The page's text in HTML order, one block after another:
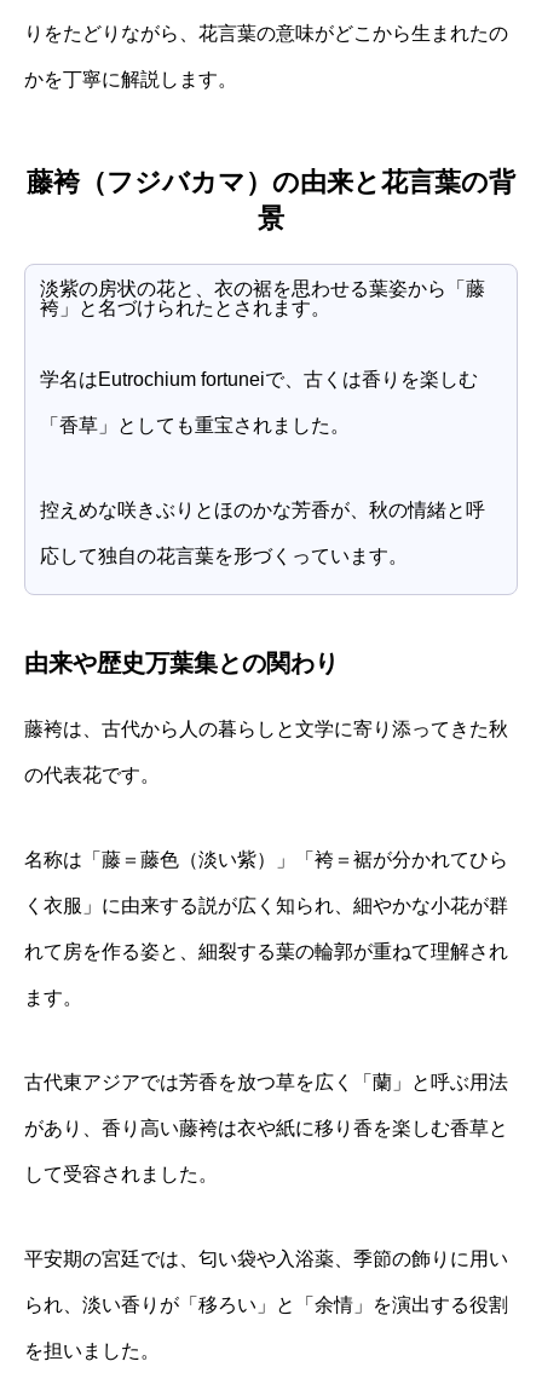
りをたどりながら、花言葉の意味がどこから生まれたの
かを丁寧に解説します。
藤袴（フジバカマ）の由来と花言葉の背
景
淡紫の房状の花と、衣の裾を思わせる葉姿から「藤
袴」と名づけられたとされます。
学名はEutrochium fortuneiで、古くは香りを楽しむ
「香草」としても重宝されました。
控えめな咲きぶりとほのかな芳香が、秋の情緒と呼
応して独自の花言葉を形づくっています。
由来や歴史万葉集との関わり
藤袴は、古代から人の暮らしと文学に寄り添ってきた秋
の代表花です。
名称は「藤＝藤色（淡い紫）」「袴＝裾が分かれてひら
く衣服」に由来する説が広く知られ、細やかな小花が群
れて房を作る姿と、細裂する葉の輪郭が重ねて理解され
ます。
古代東アジアでは芳香を放つ草を広く「蘭」と呼ぶ用法
があり、香り高い藤袴は衣や紙に移り香を楽しむ香草と
して受容されました。
平安期の宮廷では、匂い袋や入浴薬、季節の飾りに用い
られ、淡い香りが「移ろい」と「余情」を演出する役割
を担いました。